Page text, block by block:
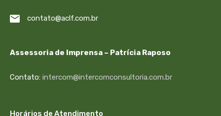
contato@aclf.com.br
Assessoria de Imprensa – Patrícia Raposo
Contato: intercom@intercomconsultoria.com.br
Horários de Atendimento